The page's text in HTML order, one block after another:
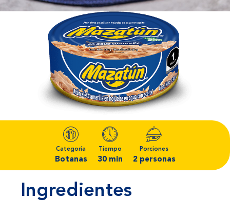
Categoría
Botanas
Tiempo
30 min
Porciones
2 personas
Ingredientes